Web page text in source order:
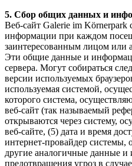
5. Сбор общих данных и
Веб-сайт Galerie im
информации при каждом
заинтересованным лицом или
Эти общие данные и
сервера. Могут собираться
версии используемых
используемая системой,
которого система,
веб-сайт (так называемый
открываются через систему,
веб-сайте, (5) дата и время
интернет-провайдер
другие аналогичные данные
предотвращения угроз в